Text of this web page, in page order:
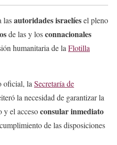
lasautoridades israelíesel pleno
de las y losconnacionales
humanitaria de la Flotilla
oficial, la Secretaría de
la necesidad de garantizar la
y el accesoconsular inmediato
de las disposiciones